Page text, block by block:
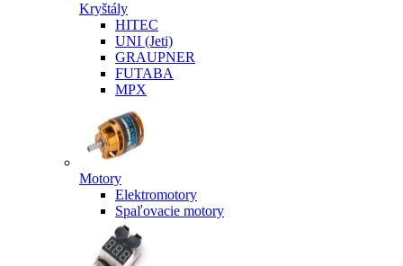
Kryštály
HITEC
UNI (Jeti)
GRAUPNER
FUTABA
MPX
Motory
Elektromotory
Spaľovacie motory